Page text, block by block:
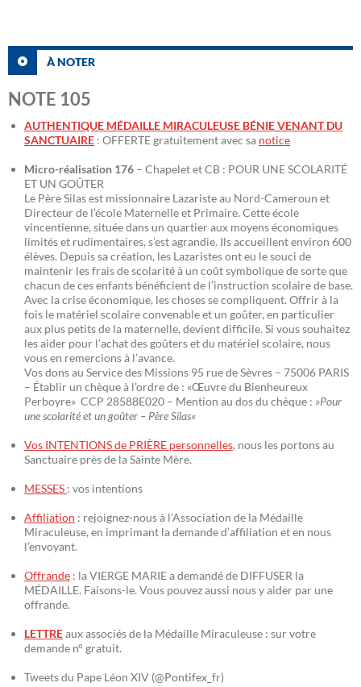
À NOTER
NOTE 105
AUTHENTIQUE MÉDAILLE MIRACULEUSE BÉNIE VENANT DU
SANCTUAIRE : OFFERTE gratuitement avec sa notice
Micro-réalisation 176 – Chapelet et CB : POUR UNE SCOLARITÉ
ET UN GOÛTER
Le Père Silas est missionnaire Lazariste au Nord-Cameroun et
Directeur de l’école Maternelle et Primaire. Cette école
vincentienne, située dans un quartier aux moyens économiques
limités et rudimentaires, s’est agrandie. Ils accueillent environ 600
élèves. Depuis sa création, les Lazaristes ont eu le souci de
maintenir les frais de scolarité à un coût symbolique de sorte que
chacun de ces enfants bénéficient de l’instruction scolaire de base.
Avec la crise économique, les choses se compliquent. Offrir à la
fois le matériel scolaire convenable et un goûter, en particulier
aux plus petits de la maternelle, devient difficile. Si vous souhaitez
les aider pour l’achat des goûters et du matériel scolaire, nous
vous en remercions à l’avance.
Vos dons au Service des Missions 95 rue de Sèvres – 75006 PARIS
– Établir un chèque à l’ordre de : «Œuvre du Bienheureux
Perboyre» CCP 28588E020 – Mention au dos du chèque : »Pour
une scolarité et un goûter – Père Silas«
Vos INTENTIONS de PRIÈRE personnelles, nous les portons au
Sanctuaire près de la Sainte Mère.
MESSES : vos intentions
Affiliation : rejoignez-nous à l’Association de la Médaille
Miraculeuse, en imprimant la demande d’affiliation et en nous
l’envoyant.
Offrande : la VIERGE MARIE a demandé de DIFFUSER la
MÉDAILLE. Faisons-le. Vous pouvez aussi nous y aider par une
offrande.
LETTREaux associés de la Médaille Miraculeuse : sur votre
demande n° gratuit.
Tweets du Pape Léon XIV (@Pontifex_fr)